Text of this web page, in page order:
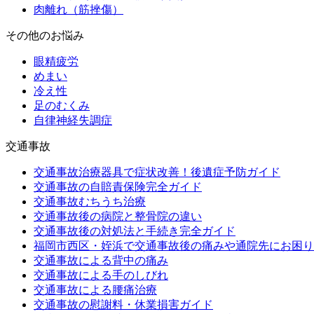
肉離れ（筋挫傷）
その他のお悩み
眼精疲労
めまい
冷え性
足のむくみ
自律神経失調症
交通事故
交通事故治療器具で症状改善！後遺症予防ガイド
交通事故の自賠責保険完全ガイド
交通事故むちうち治療
交通事故後の病院と整骨院の違い
交通事故後の対処法と手続き完全ガイド
福岡市西区・姪浜で交通事故後の痛みや通院先にお困
交通事故による背中の痛み
交通事故による手のしびれ
交通事故による腰痛治療
交通事故の慰謝料・休業損害ガイド